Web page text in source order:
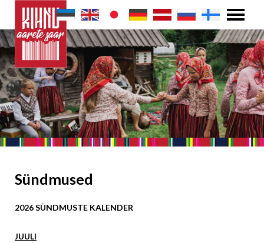
Sündmused
2026 SÜNDMUSTE KALENDER
JUULI